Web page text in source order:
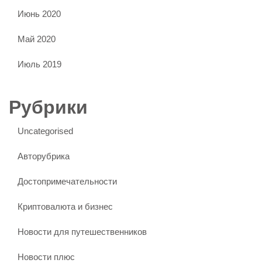
Июнь 2020
Май 2020
Июль 2019
Рубрики
Uncategorised
Авторубрика
Достопримечательности
Криптовалюта и бизнес
Новости для путешественников
Новости плюс